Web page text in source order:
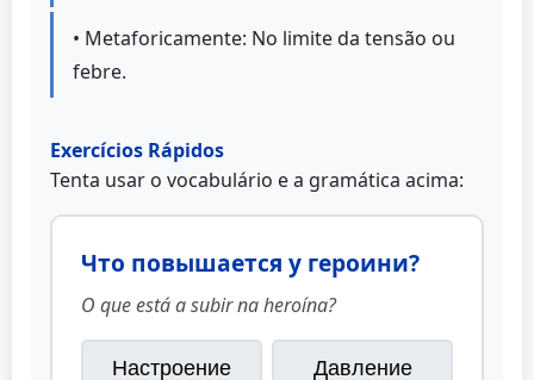
• Metaforicamente: No limite da tensão ou
febre.
Exercícios Rápidos
Tenta usar o vocabulário e a gramática acima:
Что повышается у героини?
O que está a subir na heroína?
Настроение Давление